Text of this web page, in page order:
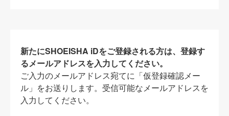
新たにSHOEISHA iDをご登録される方は、登録す
るメールアドレスを入力してください。
ご入力のメールアドレス宛てに「仮登録確認メー
ル」をお送りします。受信可能なメールアドレスを
入力してください。